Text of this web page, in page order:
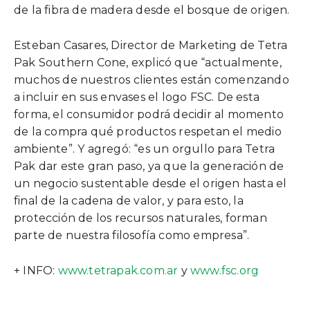
de la fibra de madera desde el bosque de origen.
Esteban Casares, Director de Marketing de Tetra
Pak Southern Cone, explicó que “actualmente,
muchos de nuestros clientes están comenzando
a incluir en sus envases el logo FSC. De esta
forma, el consumidor podrá decidir al momento
de la compra qué productos respetan el medio
ambiente”. Y agregó: “es un orgullo para Tetra
Pak dar este gran paso, ya que la generación de
un negocio sustentable desde el origen hasta el
final de la cadena de valor, y para esto, la
protección de los recursos naturales, forman
parte de nuestra filosofía como empresa”.
+ INFO: www.tetrapak.com.ar ywww.fsc.org